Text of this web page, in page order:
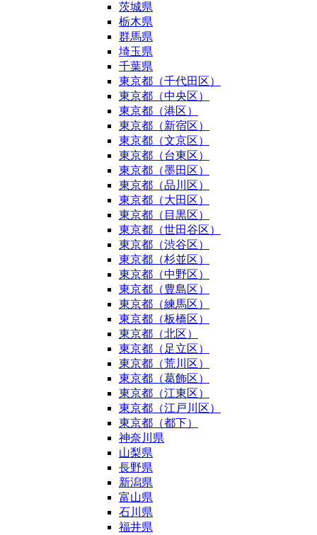
茨城県
栃木県
群馬県
埼玉県
千葉県
東京都（千代田区）
東京都（中央区）
東京都（港区）
東京都（新宿区）
東京都（文京区）
東京都（台東区）
東京都（墨田区）
東京都（品川区）
東京都（大田区）
東京都（目黒区）
東京都（世田谷区）
東京都（渋谷区）
東京都（杉並区）
東京都（中野区）
東京都（豊島区）
東京都（練馬区）
東京都（板橋区）
東京都（北区）
東京都（足立区）
東京都（荒川区）
東京都（葛飾区）
東京都（江東区）
東京都（江戸川区）
東京都（都下）
神奈川県
山梨県
長野県
新潟県
富山県
石川県
福井県